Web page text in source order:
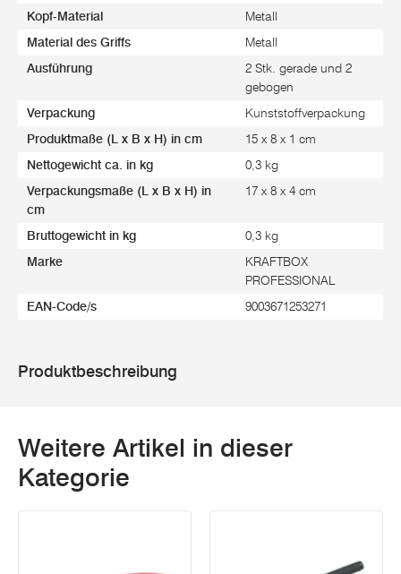
Kopf-Material Metall
Material des Griffs Metall
Ausführung
2 Stk. gerade und 2
gebogen
Verpackung Kunststoffverpackung
Produktmaße (L x B x H) in cm 15 x 8 x 1 cm
Nettogewicht ca. in kg 0,3 kg
Verpackungsmaße (L x B x H) in
cm
17 x 8 x 4 cm
Bruttogewicht in kg 0,3 kg
Marke
KRAFTBOX
PROFESSIONAL
EAN-Code/s 9003671253271
Produktbeschreibung
Weitere Artikel in dieser
Kategorie